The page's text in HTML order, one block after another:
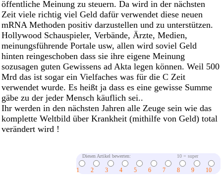
öffentliche Meinung zu steuern. Da wird in der nächsten
Zeit viele richtig viel Geld dafür verwendet diese neuen
mRNA Methoden positiv darzustellen und zu unterstützen.
Hollywood Schauspieler, Verbände, Ärzte, Medien,
meinungsführende Portale usw, allen wird soviel Geld
hinten reingeschoben dass sie ihre eigene Meinung
sozusagen guten Gewissens ad Akta legen können. Weil 500
Mrd das ist sogar ein Vielfaches was für die C Zeit
verwendet wurde. Es heißt ja dass es eine gewisse Summe
gäbe zu der jeder Mensch käuflich sei..
Ihr werden in den nächsten Jahren alle Zeuge sein wie das
komplette Weltbild über Krankheit (mithilfe von Geld) total
verändert wird !
Diesen Artikel bewerten: 10 = super
1 2 3 4 5 6 7 8 9 10